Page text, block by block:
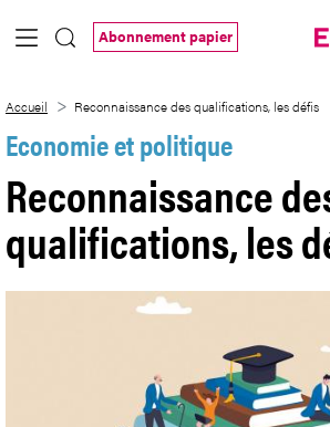
Saut au contenu principal
Abonnement papier
Accueil Reconnaissance des qualifications, les défis
Economie et politique
Reconnaissance
qualifications, les